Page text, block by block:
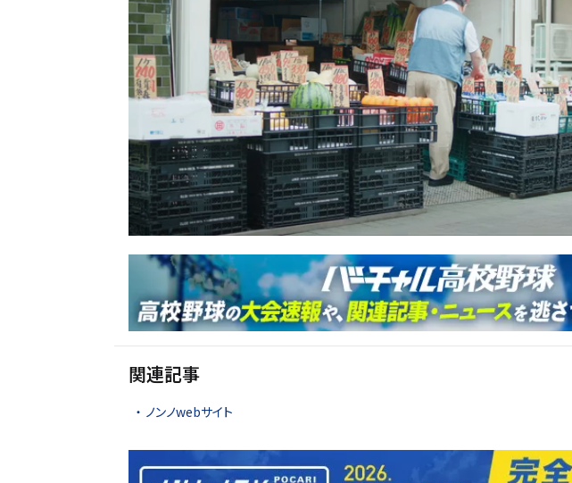
関連記事
ノンノwebサイト